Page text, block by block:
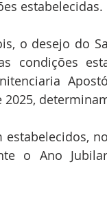
estabelecidas.
o desejo do
condições
Ficam
o Ano